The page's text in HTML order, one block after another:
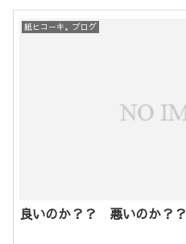
紙ヒコーキ。ブログ
良いのか？？ 悪いのか？？